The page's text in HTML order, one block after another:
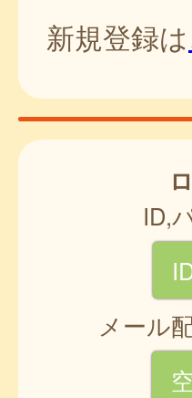
新規登録は
ID,
メール